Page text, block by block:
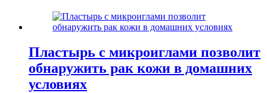
Пластырь с микроиглами позволит
обнаружить рак кожи в домашних
условиях